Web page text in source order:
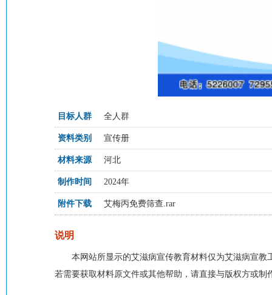
目标人群 全人群
资料类别 宣传册
材料来源 河北
制作时间 2024年
附件下载 艾梅丙免费筛查.rar
说明
本网站所显示的艾滋病宣传教育材料仅为艾滋病宣
若需要获取材料原文件或其他帮助，请直接与版权方或制